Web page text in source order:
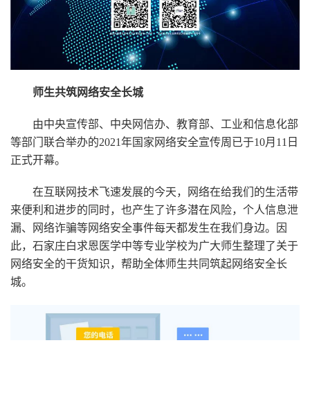
师生共筑网络安全长城
由中央宣传部、中央网信办、教育部、工业和信息化部
等部门联合举办的2021年国家网络安全宣传周已于10月11日
正式开幕。
在互联网技术飞速发展的今天，网络在给我们的生活带
来便利和进步的同时，也产生了许多潜在风险，个人信息泄
漏、网络诈骗等网络安全事件每天都发生在我们身边。因
此，石家庄白求恩医学中等专业学校为广大师生整理了关于
网络安全的干货知识，帮助全体师生共同筑起网络安全长
城。